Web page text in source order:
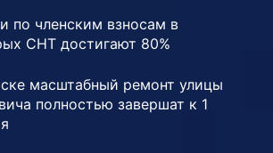
по членским взносам в
СНТ достигают 80%
масштабный ремонт улицы
полностью завершат к 1